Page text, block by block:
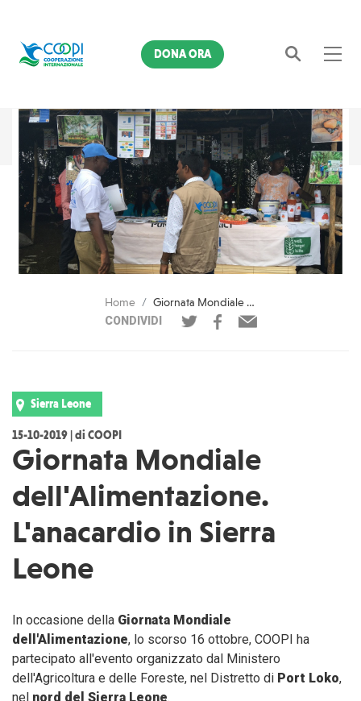
Cerca
DONA ORA
Home
Giornata Mondiale dell'Alimentazione. L'anacardio in Sierra Leone
CONDIVIDI
Sierra Leone
15-10-2019 | di COOPI
Giornata Mondiale
dell'Alimentazione.
L'anacardio in Sierra
Leone
In occasione della Giornata Mondiale
dell'Alimentazione, lo scorso 16 ottobre, COOPI ha
partecipato all'evento organizzato dal Ministero
dell'Agricoltura e delle Foreste, nel Distretto di Port Loko,
nel nord del Sierra Leone.